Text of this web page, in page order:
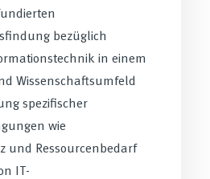
bezüglich
in einem
Wissenschaftsumfeld
spezifischer
wie
und Ressourcenbedarf
IT-